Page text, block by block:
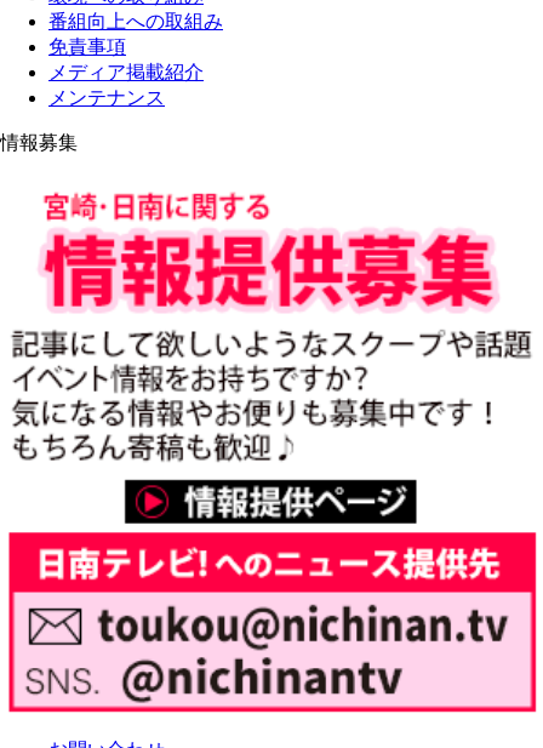
番組向上への取組み
免責事項
メディア掲載紹介
メンテナンス
情報募集